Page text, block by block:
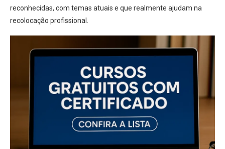
reconhecidas, com temas atuais e que realmente ajudam na
recolocação profissional.